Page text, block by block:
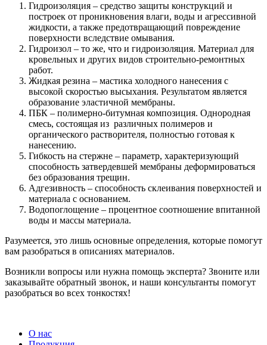
Гидроизоляция – средство защиты конструкций и
построек от проникновения влаги, воды и агрессивной
жидкости, а также предотвращающий повреждение
поверхности вследствие омывания.
Гидроизол – то же, что и гидроизоляция. Материал для
кровельных и других видов строительно-ремонтных
работ.
Жидкая резина – мастика холодного нанесения с
высокой скоростью высыхания. Результатом является
образование эластичной мембраны.
ПБК – полимерно-битумная композиция. Однородная
смесь, состоящая из различных полимеров и
органического растворителя, полностью готовая к
нанесению.
Гибкость на стержне – параметр, характеризующий
способность затвердевшей мембраны деформироваться
без образования трещин.
Адгезивность – способность склеивания поверхностей и
материала с основанием.
Водопоглощение – процентное соотношение впитанной
воды и массы материала.
Разумеется, это лишь основные определения, которые помогут
вам разобраться в описаниях материалов.
Возникли вопросы или нужна помощь эксперта? Звоните или
заказывайте обратный звонок, и наши консультанты помогут
разобраться во всех тонкостях!
О нас